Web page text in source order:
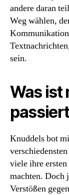
andere daran
Weg wählen,
sein.
Was ist
Knuddels bot
viele ihre
machten. Doch
Verstößen